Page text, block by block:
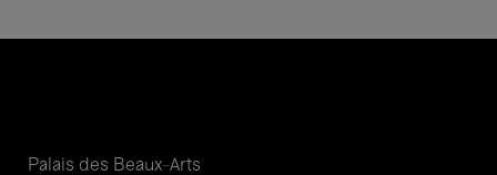
Palais des Beaux-Arts